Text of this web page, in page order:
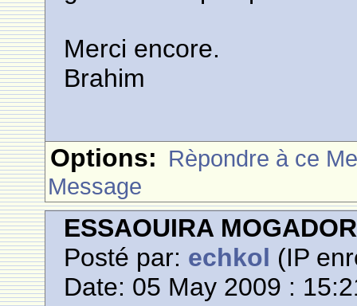
Merci encore.
Brahim
Options: Rèpondre à ce
Message
ESSAOUIRA MOGADOR
Posté par: echkol (IP
Date: 05 May 2009 :